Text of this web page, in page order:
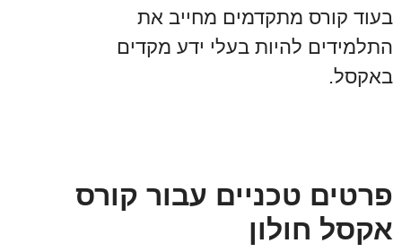
בעוד קורס מתקדמים מחייב את
התלמידים להיות בעלי ידע מקדים
באקסל.
פרטים טכניים עבור קורס
אקסל חולון